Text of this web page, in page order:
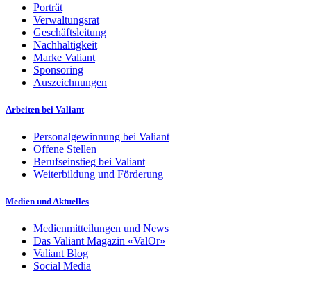
Porträt
Verwaltungsrat
Geschäftsleitung
Nachhaltigkeit
Marke Valiant
Sponsoring
Auszeichnungen
Arbeiten bei Valiant
Personalgewinnung bei Valiant
Offene Stellen
Berufseinstieg bei Valiant
Weiterbildung und Förderung
Medien und Aktuelles
Medienmitteilungen und News
Das Valiant Magazin «ValOr»
Valiant Blog
Social Media